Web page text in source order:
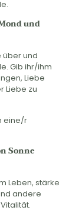
und
über und
Gib ihr/ihm
Liebe
Liebe zu
eine/r
Sonne
Leben, stärke
andere